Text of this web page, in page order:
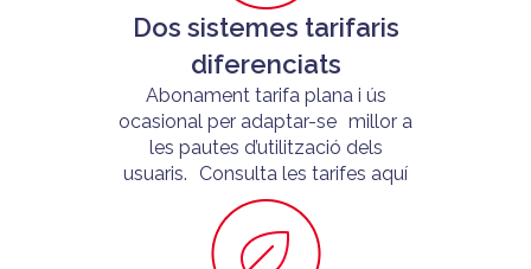
Dos sistemes tarifaris
diferenciats
Abonament tarifa plana i ús
ocasional per adaptar-se millor a
les pautes d’utilització dels
usuaris. Consulta les tarifes aquí